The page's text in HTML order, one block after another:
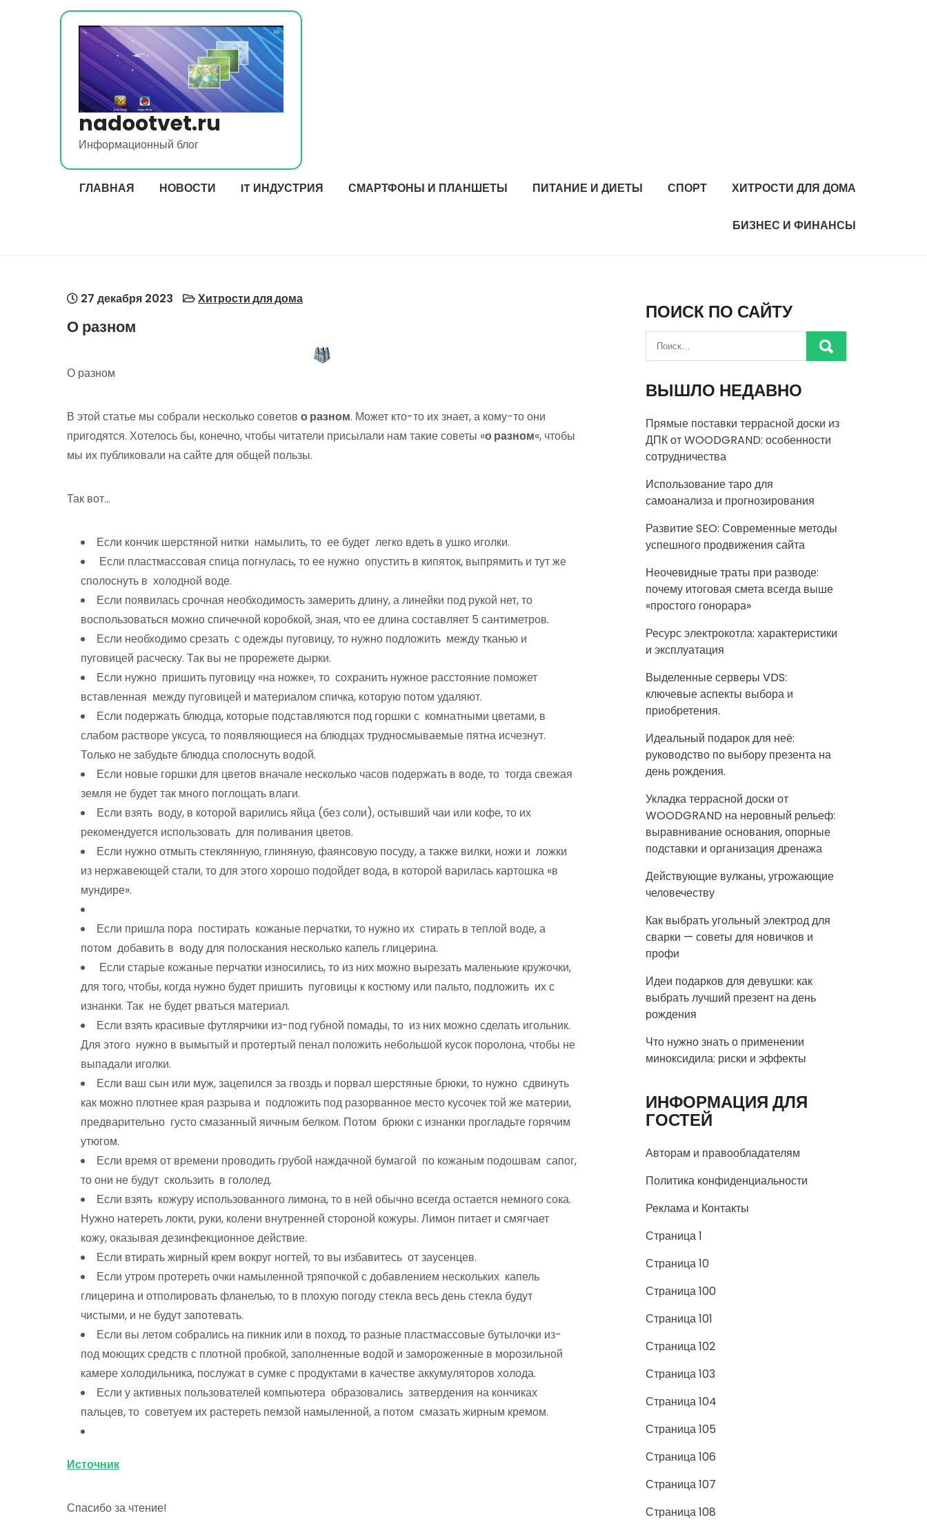
nadootvet.ru
Информационный блог
ГЛАВНАЯ НОВОСТИ IT ИНДУСТРИЯ СМАРТФОНЫ И ПЛАНШЕТЫ ПИТАНИЕ И ДИЕТЫ СПОРТ ХИТРОСТИ ДЛЯ ДОМА
БИЗНЕС И ФИНАНСЫ
27 декабря 2023 Хитрости для дома
О разном
О разном
В этой статье мы собрали несколько советов о разном. Может кто-то их знает, а кому-то они
пригодятся. Хотелось бы, конечно, чтобы читатели присылали нам такие советы «о разном«, чтобы
мы их публиковали на сайте для общей пользы.
Так вот…
Если кончик шерстяной нитки намылить, то ее будет легко вдеть в ушко иголки.
Если пластмассовая спица погнулась, то ее нужно опустить в кипяток, выпрямить и тут же
сполоснуть в холодной воде.
Если появилась срочная необходимость замерить длину, а линейки под рукой нет, то
воспользоваться можно спичечной коробкой, зная, что ее длина составляет 5 сантиметров.
Если необходимо срезать с одежды пуговицу, то нужно подложить между тканью и
пуговицей расческу. Так вы не прорежете дырки.
Если нужно пришить пуговицу «на ножке», то сохранить нужное расстояние поможет
вставленная между пуговицей и материалом спичка, которую потом удаляют.
Если подержать блюдца, которые подставляются под горшки с комнатными цветами, в
слабом растворе уксуса, то появляющиеся на блюдцах трудносмываемые пятна исчезнут.
Только не забудьте блюдца сполоснуть водой.
Если новые горшки для цветов вначале несколько часов подержать в воде, то тогда свежая
земля не будет так много поглощать влаги.
Если взять воду, в которой варились яйца (без соли), остывший чаи или кофе, то их
рекомендуется использовать для поливания цветов.
Если нужно отмыть стеклянную, глиняную, фаянсовую посуду, а также вилки, ножи и ложки
из нержавеющей стали, то для этого хорошо подойдет вода, в которой варилась картошка «в
мундире».
Если пришла пора постирать кожаные перчатки, то нужно их стирать в теплой воде, а
потом добавить в воду для полоскания несколько капель глицерина.
Если старые кожаные перчатки износились, то из них можно вырезать маленькие кружочки,
для того, чтобы, когда нужно будет пришить пуговицы к костюму или пальто, подложить их с
изнанки. Так не будет рваться материал.
Если взять красивые футлярчики из-под губной помады, то из них можно сделать игольник.
Для этого нужно в вымытый и протертый пенал положить небольшой кусок поролона, чтобы не
выпадали иголки.
Если ваш сын или муж, зацепился за гвоздь и порвал шерстяные брюки, то нужно сдвинуть
как можно плотнее края разрыва и подложить под разорванное место кусочек той же материи,
предварительно густо смазанный яичным белком. Потом брюки с изнанки прогладьте горячим
утюгом.
Если время от времени проводить грубой наждачной бумагой по кожаным подошвам сапог,
то они не будут скользить в гололед.
Если взять кожуру использованного лимона, то в ней обычно всегда остается немного сока.
Нужно натереть локти, руки, колени внутренней стороной кожуры. Лимон питает и смягчает
кожу, оказывая дезинфекционное действие.
Если втирать жирный крем вокруг ногтей, то вы избавитесь от заусенцев.
Если утром протереть очки намыленной тряпочкой с добавлением нескольких капель
глицерина и отполировать фланелью, то в плохую погоду стекла весь день стекла будут
чистыми, и не будут запотевать.
Если вы летом собрались на пикник или в поход, то разные пластмассовые бутылочки из-
под моющих средств с плотной пробкой, заполненные водой и замороженные в морозильной
камере холодильника, послужат в сумке с продуктами в качестве аккумуляторов холода.
Если у активных пользователей компьютера образовались затвердения на кончиках
пальцев, то советуем их растереть пемзой намыленной, а потом смазать жирным кремом.
Источник
Спасибо за чтение!
ПОИСК ПО САЙТУ
ВЫШЛО НЕДАВНО
Прямые поставки террасной доски из
ДПК от WOODGRAND: особенности
сотрудничества
Использование таро для
самоанализа и прогнозирования
Развитие SEO: Современные методы
успешного продвижения сайта
Неочевидные траты при разводе:
почему итоговая смета всегда выше
«простого гонорара»
Ресурс электрокотла: характеристики
и эксплуатация
Выделенные серверы VDS:
ключевые аспекты выбора и
приобретения.
Идеальный подарок для неё:
руководство по выбору презента на
день рождения.
Укладка террасной доски от
WOODGRAND на неровный рельеф:
выравнивание основания, опорные
подставки и организация дренажа
Действующие вулканы, угрожающие
человечеству
Как выбрать угольный электрод для
сварки — советы для новичков и
профи
Идеи подарков для девушки: как
выбрать лучший презент на день
рождения
Что нужно знать о применении
миноксидила: риски и эффекты
ИНФОРМАЦИЯ ДЛЯ
ГОСТЕЙ
Авторам и правообладателям
Политика конфиденциальности
Реклама и Контакты
Страница 1
Страница 10
Страница 100
Страница 101
Страница 102
Страница 103
Страница 104
Страница 105
Страница 106
Страница 107
Страница 108